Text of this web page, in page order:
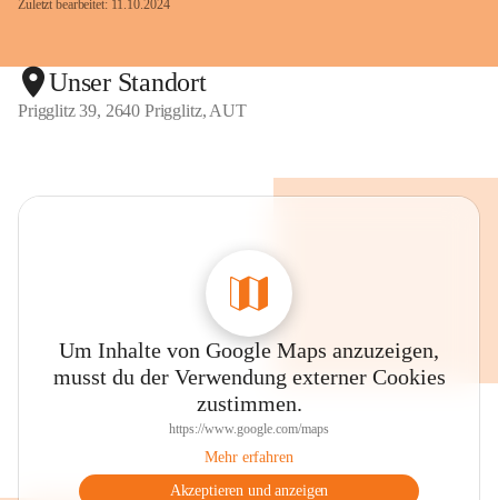
Zuletzt bearbeitet: 11.10.2024
Unser Standort
Prigglitz 39, 2640 Prigglitz, AUT
Um Inhalte von Google Maps anzuzeigen,
musst du der Verwendung externer Cookies
zustimmen.
https://www.google.com/maps
Mehr erfahren
Akzeptieren und anzeigen